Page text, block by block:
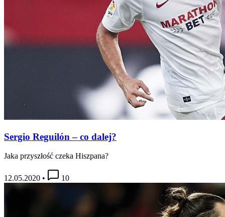
Sergio Reguilón – co dalej?
Jaka przyszłość czeka Hiszpana?
12.05.2020 • 10